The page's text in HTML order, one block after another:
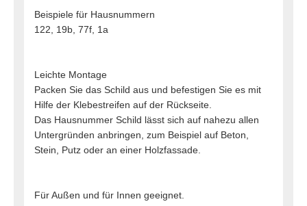
Beispiele für Hausnummern
122, 19b, 77f, 1a
Leichte Montage
Packen Sie das Schild aus und befestigen Sie es mit
Hilfe der Klebestreifen auf der Rückseite.
Das Hausnummer Schild lässt sich auf nahezu allen
Untergründen anbringen, zum Beispiel auf Beton,
Stein, Putz oder an einer Holzfassade.
Für Außen und für Innen geeignet.